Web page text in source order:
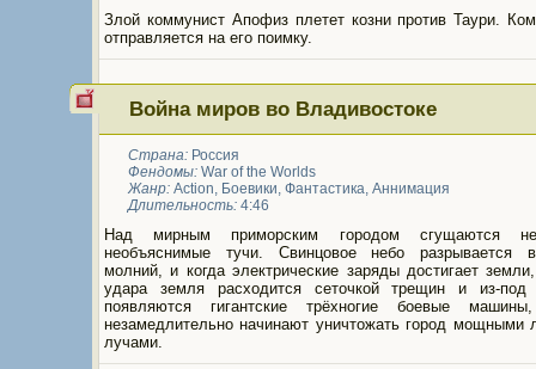
Злой коммунист Апофиз плетет козни против Таури.
отправляется на его поимку.
Война миров во Владивостоке
Страна: Россия
Фендомы: War of the Worlds
Жанр: Action, Боевики, Фантастика, Аннимация
Длительность: 4:46
Над мирным приморским городом сгущаются
необъяснимые тучи. Свинцовое небо разрывается
молний, и когда электрические заряды достигает
удара земля расходится сеточкой трещин и из-под
появляются гигантские трёхногие боевые
незамедлительно начинают уничтожать город мощными
лучами.